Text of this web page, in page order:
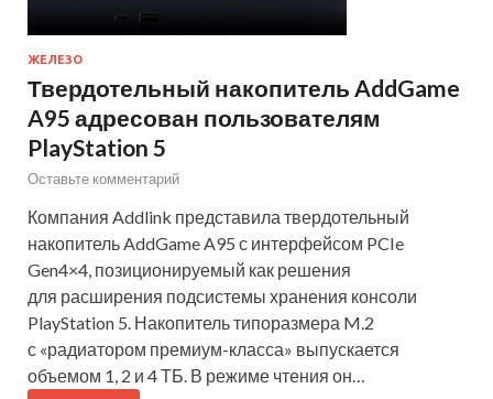
ЖЕЛЕЗО
Твердотельный накопитель AddGame
A95 адресован пользователям
PlayStation 5
Оставьте комментарий
Компания Addlink представила твердотельный
накопитель AddGame A95 с интерфейсом PCIe
Gen4×4, позиционируемый как решения
для расширения подсистемы хранения консоли
PlayStation 5. Накопитель типоразмера M.2
с «радиатором премиум-класса» выпускается
объемом 1, 2 и 4 ТБ. В режиме чтения он…